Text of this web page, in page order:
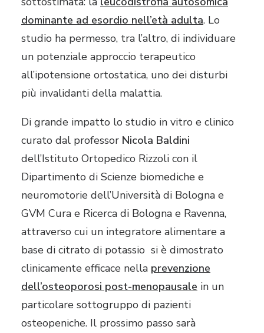
dominante ad esordio nell’età adulta. Lo
studio ha permesso, tra l’altro, di individuare
un potenziale approccio terapeutico
all’ipotensione ortostatica, uno dei disturbi
più invalidanti della malattia.
Di grande impatto lo studio in vitro e clinico
curato dal professor Nicola Baldini
dell’Istituto Ortopedico Rizzoli con il
Dipartimento di Scienze biomediche e
neuromotorie dell’Università di Bologna e
GVM Cura e Ricerca di Bologna e Ravenna,
attraverso cui un integratore alimentare a
base di citrato di potassio si è dimostrato
clinicamente efficace nella prevenzione
dell’osteoporosi post-menopausale in un
particolare sottogruppo di pazienti
osteopeniche. Il prossimo passo sarà